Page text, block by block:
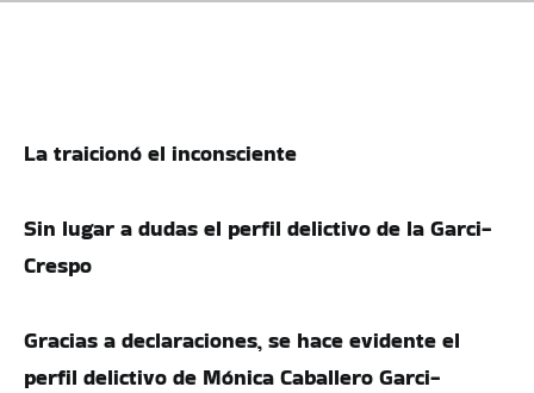
La traicionó el inconsciente
Sin lugar a dudas el perfil delictivo de la Garci-
Crespo
Gracias a declaraciones, se hace evidente el
perfil delictivo de Mónica Caballero Garci-